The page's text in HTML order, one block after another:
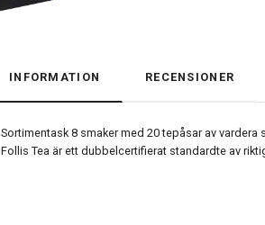
INFORMATION RECENSIONER
Sortimentask 8 smaker med 20 tepåsar av vardera
Follis Tea är ett dubbelcertifierat standardte av